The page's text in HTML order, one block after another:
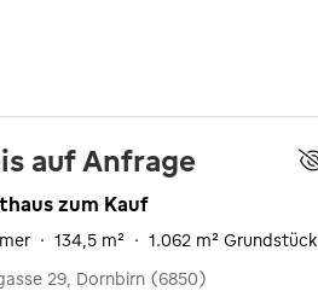
auf Anfrage
zum Kauf
· 134,5 m² · 1.062 m² Grundstück
29, Dornbirn (6850)